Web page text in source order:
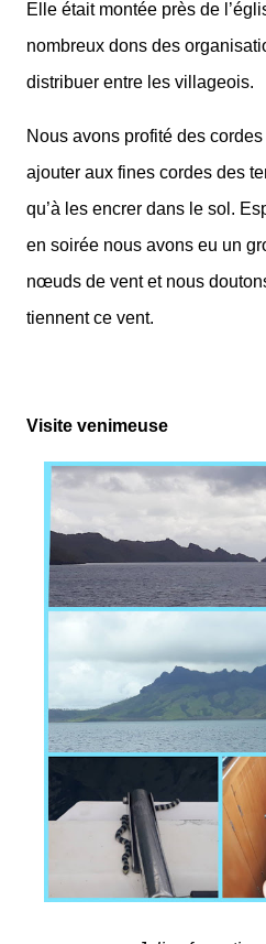
Elle était montée près de
nombreux dons des
distribuer entre les villageois.
Nous avons profité des
ajouter aux fines cordes des
qu’à les encrer dans le sol.
en soirée nous avons eu un
nœuds de vent et nous
tiennent ce vent.
Visite venimeuse